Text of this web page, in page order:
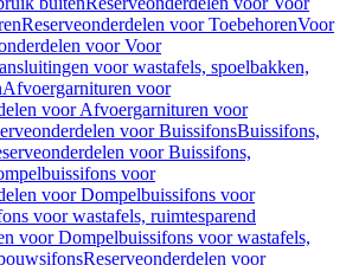
Reserveonderdelen voor ToebehorenVoor
voor Voor
voor wastafels, spoelbakken,
Afvoergarnituren voor
voor Afvoergarnituren voor
voor BuissifonsBuissifons,
voor Buissifons,
voor
voor Dompelbuissifons voor
voor wastafels, ruimtesparend
voor Dompelbuissifons voor wastafels,
Reserveonderdelen voor